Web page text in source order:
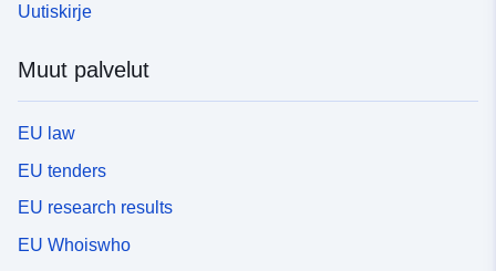
Uutiskirje
Muut palvelut
EU law
EU tenders
EU research results
EU Whoiswho